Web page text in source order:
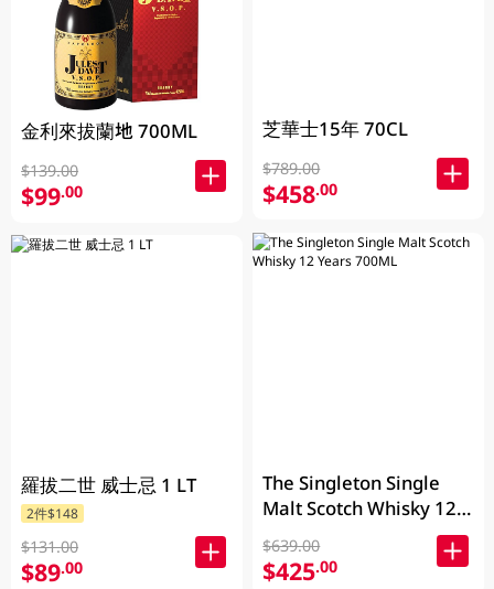
金利來拔蘭地 700ML
$139.00
$99.00
羅拔二世 威士忌 1 LT
2件$148
$131.00
$89.00
芝華士15年 70CL
$789.00
$458.00
The Singleton Single
Malt Scotch Whisky 12
Years 700ML
$639.00
$425.00